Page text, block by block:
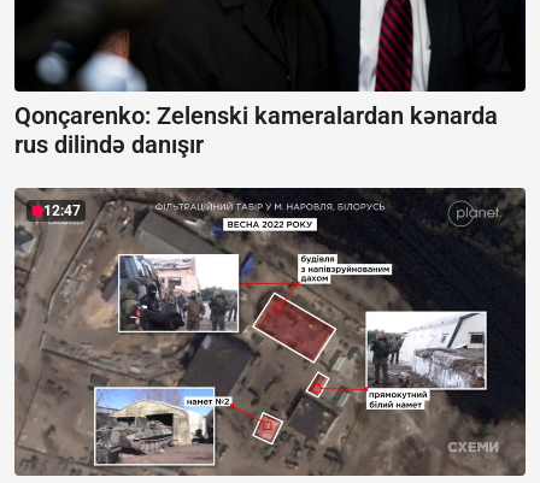
Qonçarenko: Zelenski kameralardan kənarda
rus dilində danışır
12:47